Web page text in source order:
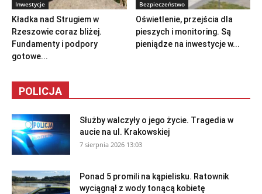
Inwestycje
Kładka nad Strugiem w
Rzeszowie coraz bliżej.
Fundamenty i podpory
gotowe...
Bezpieczeństwo
Oświetlenie, przejścia dla
pieszych i monitoring. Są
pieniądze na inwestycje w...
POLICJA
Służby walczyły o jego życie. Tragedia w
aucie na ul. Krakowskiej
7 sierpnia 2026 13:03
Ponad 5 promili na kąpielisku. Ratownik
wyciągnął z wody tonącą kobietę